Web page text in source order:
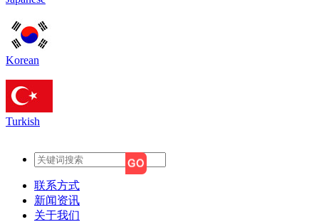
Korean
Turkish
联系方式
新闻资讯
关于我们